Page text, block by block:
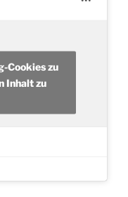
Cookies zu
Inhalt zu